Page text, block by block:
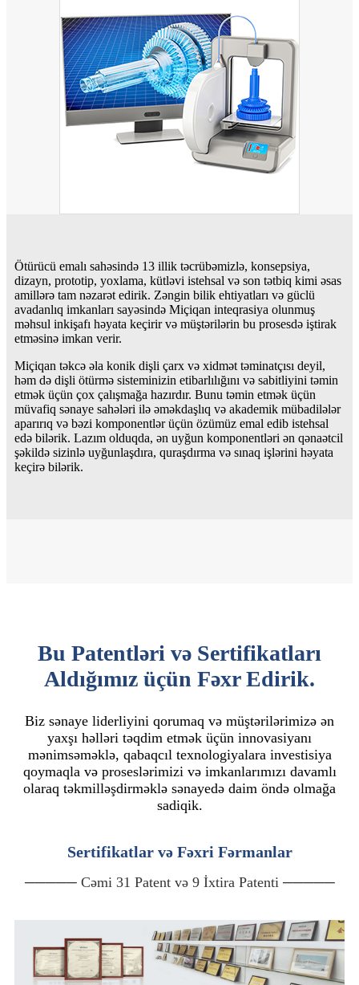
Ötürücü emalı sahəsində 13 illik təcrübəmizlə, konsepsiya,
dizayn, prototip, yoxlama, kütləvi istehsal və son tətbiq kimi əsas
amillərə tam nəzarət edirik. Zəngin bilik ehtiyatları və güclü
avadanlıq imkanları sayəsində Miçiqan inteqrasiya olunmuş
məhsul inkişafı həyata keçirir və müştərilərin bu prosesdə iştirak
etməsinə imkan verir.
Miçiqan təkcə əla konik dişli çarx və xidmət təminatçısı deyil,
həm də dişli ötürmə sisteminizin etibarlılığını və sabitliyini təmin
etmək üçün çox çalışmağa hazırdır. Bunu təmin etmək üçün
müvafiq sənaye sahələri ilə əməkdaşlıq və akademik mübadilələr
aparırıq və bəzi komponentlər üçün özümüz emal edib istehsal
edə bilərik. Lazım olduqda, ən uyğun komponentləri ən qənaətcil
şəkildə sizinlə uyğunlaşdıra, quraşdırma və sınaq işlərini həyata
keçirə bilərik.
Bu Patentləri və Sertifikatları
Aldığımız üçün Fəxr Edirik.
Biz sənaye liderliyini qorumaq və müştərilərimizə ən
yaxşı həlləri təqdim etmək üçün innovasiyanı
mənimsəməklə, qabaqcıl texnologiyalara investisiya
qoymaqla və proseslərimizi və imkanlarımızı davamlı
olaraq təkmilləşdirməklə sənayedə daim öndə olmağa
sadiqik.
Sertifikatlar və Fəxri Fərmanlar
───── Cəmi 31 Patent və 9 İxtira Patenti ─────